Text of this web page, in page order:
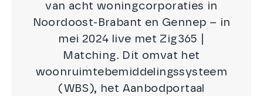
van acht woningcorporaties in
Noordoost-Brabant en Gennep – in
mei 2024 live met Zig365 |
Matching. Dit omvat het
woonruimtebemiddelingssysteem
(WBS), het Aanbodportaal